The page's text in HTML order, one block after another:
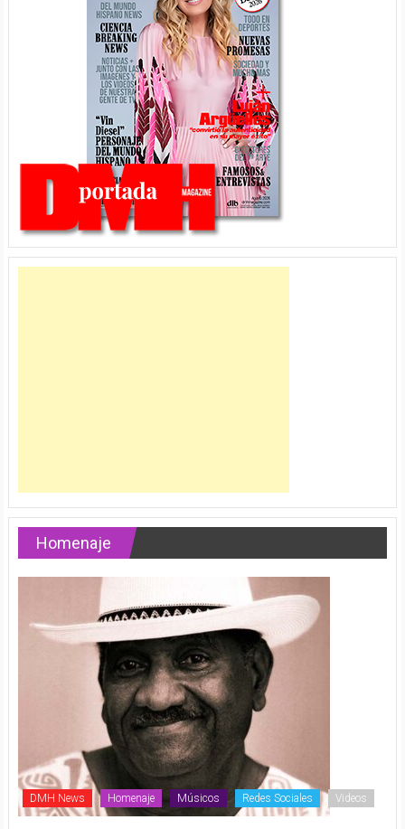
Homenaje
DMH News Homenaje Músicos Redes Sociales Videos